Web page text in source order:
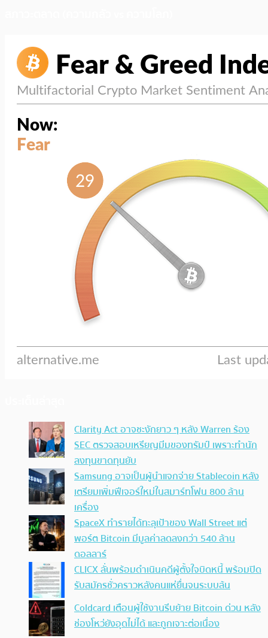
Clarity Act อาจชะงักยาว ๆ หลัง Warren ร้อง
SEC ตรวจสอบเหรียญมีมของทรัมป์ เพราะทำนัก
ลงทุนขาดทุนยับ
Samsung อาจเป็นผู้นำแจกจ่าย Stablecoin หลัง
เตรียมเพิ่มฟีเจอร์ใหม่ในสมาร์ทโฟน 800 ล้าน
เครื่อง
SpaceX ทำรายได้ทะลุเป้าของ Wall Street แต่
พอร์ต Bitcoin มีมูลค่าลดลงกว่า 540 ล้าน
ดอลลาร์
CLICX ลั่นพร้อมดำเนินคดีผู้ตั้งใจบิดหนี้ พร้อมปิด
รับสมัครชั่วคราวหลังคนแห่ยื่นจนระบบล้น
Coldcard เตือนผู้ใช้งานรีบย้าย Bitcoin ด่วน หลัง
ช่องโหว่ยังอุดไม่ได้ และถูกเจาะต่อเนื่อง